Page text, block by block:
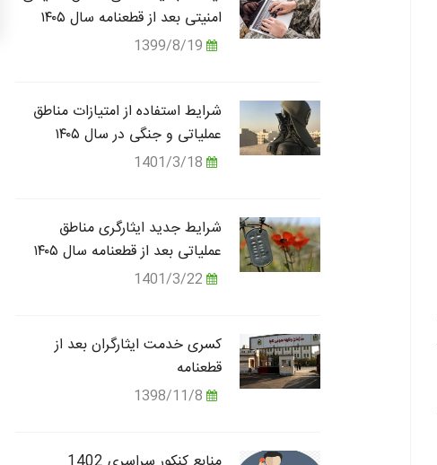
امنیتی بعد از قطعنامه سال ۱۴۰۵
شرایط استفاده از امتیازات مناطق
عملیاتی و جنگی در سال ۱۴۰۵
شرایط جدید ایثارگری مناطق
عملیاتی بعد از قطعنامه سال ۱۴۰۵
کسری خدمت ایثارگران بعد از
قطعنامه